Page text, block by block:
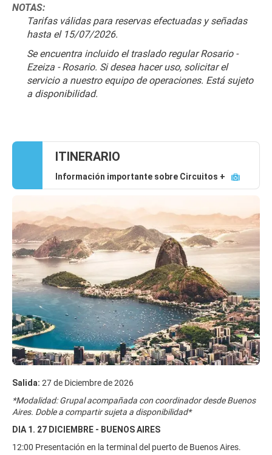
NOTAS:
Tarifas válidas para reservas efectuadas y señadas
hasta el 15/07/2026.
Se encuentra incluido el traslado regular Rosario -
Ezeiza - Rosario. Si desea hacer uso, solicitar el
servicio a nuestro equipo de operaciones. Está sujeto
a disponibilidad.
ITINERARIO
Información importante sobre Circuitos +
Salida: 27 de Diciembre de 2026
*Modalidad: Grupal acompañada con coordinador desde Buenos
Aires. Doble a compartir sujeta a disponibilidad*
DIA 1. 27 DICIEMBRE - BUENOS AIRES
12:00 Presentación en la terminal del puerto de Buenos Aires.